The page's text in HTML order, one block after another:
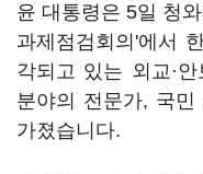
윤 대통령은 5일 청
과제점검회의'에서
각되고 있는 외교·
분야의 전문가, 국
가졌습니다.